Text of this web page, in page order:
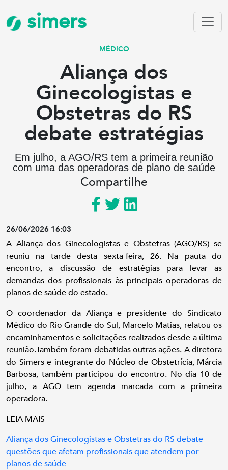
simers
MÉDICO
Aliança dos
Ginecologistas e
Obstetras do RS
debate estratégias
Em julho, a AGO/RS tem a primeira reunião
com uma das operadoras de plano de saúde
Compartilhe
26/06/2026 16:03
A Aliança dos Ginecologistas e Obstetras (AGO/RS) se
reuniu na tarde desta sexta-feira, 26. Na pauta do
encontro, a discussão de estratégias para levar as
demandas dos profissionais às principais operadoras de
planos de saúde do estado.
O coordenador da Aliança e presidente do Sindicato
Médico do Rio Grande do Sul, Marcelo Matias, relatou os
encaminhamentos e solicitações realizados desde a última
reunião.Também foram debatidas outras ações. A diretora
do Simers e integrante do Núcleo de Obstetrícia, Márcia
Barbosa, também participou do encontro. No dia 10 de
julho, a AGO tem agenda marcada com a primeira
operadora.
LEIA MAIS
Aliança dos Ginecologistas e Obstetras do RS debate
questões que afetam profissionais que atendem por
planos de saúde